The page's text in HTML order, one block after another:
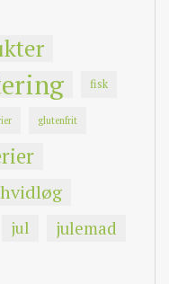
fisk
glutenfrit
hvidløg
jul julemad